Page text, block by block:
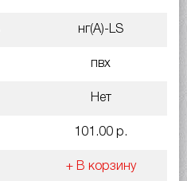
нг(A)-LS
пвх
Нет
101.00 р.
+ В корзину